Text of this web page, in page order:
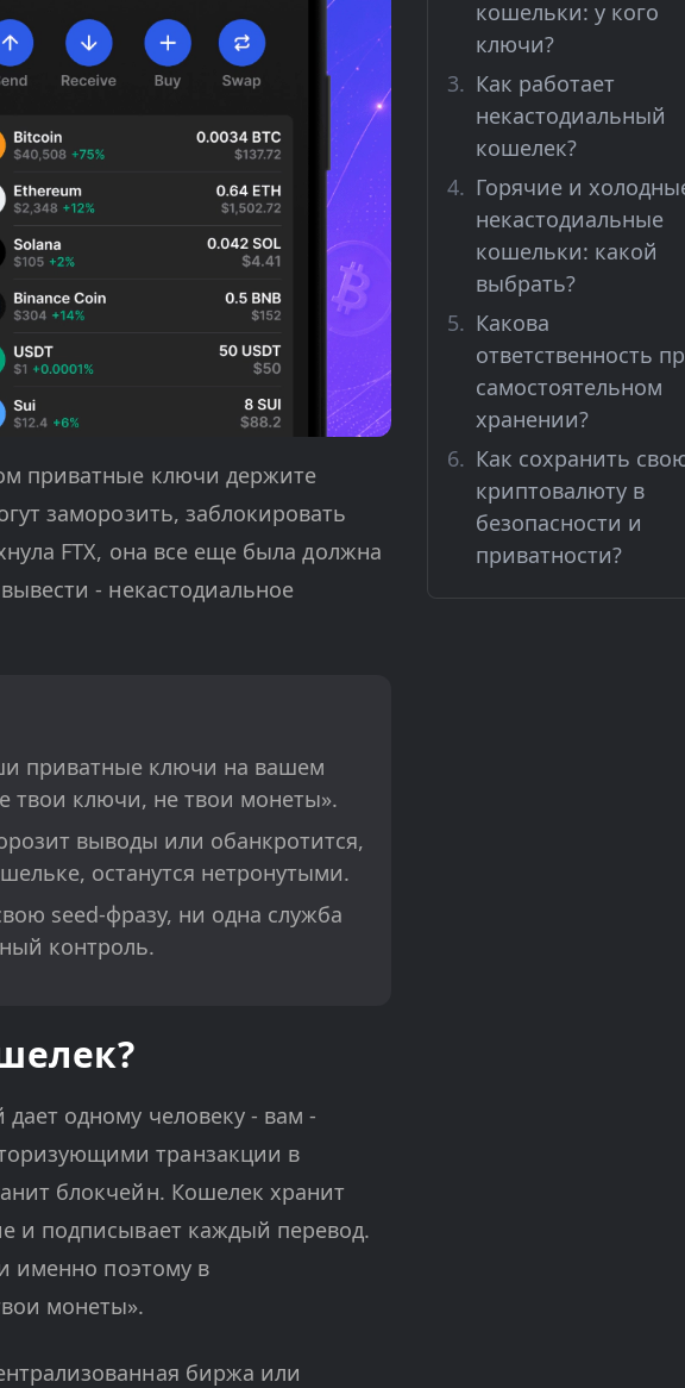
кошельки: у кого
ключи?
Как работает
некастодиальный
кошелек?
Горячие и
некастодиальные
кошельки: какой
выбрать?
Какова
ответственность
самостоятельном
хранении?
Как сохранить
криптовалюту в
безопасности и
приватности?
приватные ключи держите
заморозить, заблокировать
FTX, она все еще была должна
- некастодиальное
приватные ключи на вашем
твои ключи, не твои монеты».
выводы или обанкротится,
останутся нетронутыми.
seed-фразу, ни одна служба
контроль.
одному человеку - вам -
транзакции в
блокчейн. Кошелек хранит
и подписывает каждый перевод.
именно поэтому в
монеты».
биржа или